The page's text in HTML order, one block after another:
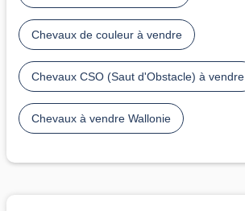
Chevaux de couleur à vendre
Chevaux CSO (Saut d'Obstacle) à vendre
Chevaux à vendre Wallonie